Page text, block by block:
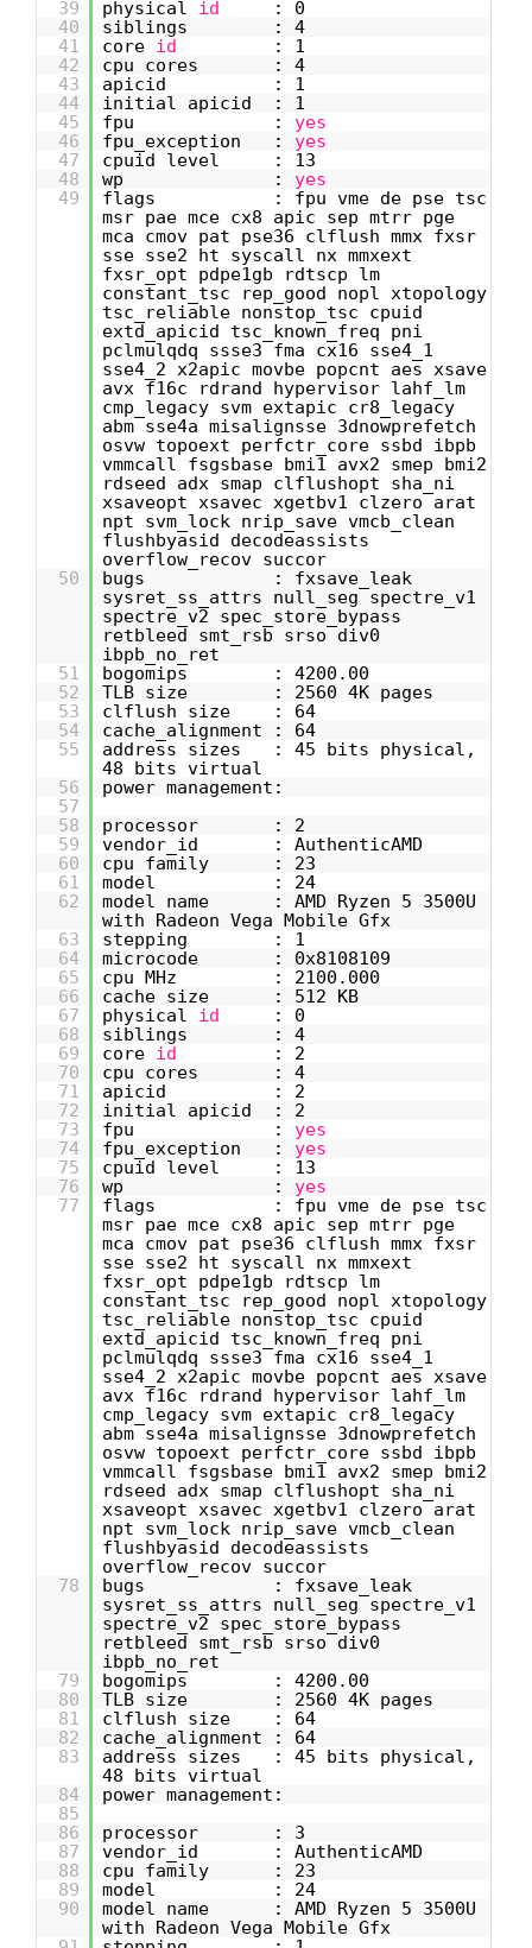
39 physical id
: 0
40
siblings : 4
41
core id
: 1
42
cpu cores : 4
43
apicid : 1
44
initial apicid : 1
45
fpu : yes
46
fpu_exception : yes
47
cpuid level : 13
48
wp : yes
49
flags : fpu vme de pse tsc
msr pae mce cx8 apic sep mtrr pge
mca cmov pat pse36 clflush mmx fxsr
sse sse2 ht syscall nx mmxext
fxsr_opt pdpe1gb rdtscp lm
constant_tsc rep_good nopl xtopology
tsc_reliable nonstop_tsc cpuid
extd_apicid tsc_known_freq pni
pclmulqdq ssse3 fma cx16 sse4_1
sse4_2 x2apic movbe popcnt aes xsave
avx f16c rdrand hypervisor lahf_lm
cmp_legacy svm extapic cr8_legacy
abm sse4a misalignsse 3dnowprefetch
osvw topoext perfctr_core ssbd ibpb
vmmcall fsgsbase bmi1 avx2 smep bmi2
rdseed adx smap clflushopt sha_ni
xsaveopt xsavec xgetbv1 clzero arat
npt svm_lock nrip_save vmcb_clean
flushbyasid decodeassists
overflow_recov succor
50
bugs : fxsave_leak
sysret_ss_attrs null_seg spectre_v1
spectre_v2 spec_store_bypass
retbleed smt_rsb srso div0
ibpb_no_ret
51
bogomips : 4200.00
52
TLB size : 2560 4K pages
53
clflush size : 64
54
cache_alignment : 64
55
address sizes : 45 bits physical,
48 bits virtual
56
power management:
57
58
processor : 2
59
vendor_id : AuthenticAMD
60
cpu family : 23
61
model : 24
62
model name : AMD Ryzen 5 3500U
with Radeon Vega Mobile Gfx
63
stepping : 1
64
microcode : 0x8108109
65
cpu MHz : 2100.000
66
cache size : 512 KB
67
physical id
: 0
68
siblings : 4
69
core id
: 2
70
cpu cores : 4
71
apicid : 2
72
initial apicid : 2
73
fpu : yes
74
fpu_exception : yes
75
cpuid level : 13
76
wp : yes
77
flags : fpu vme de pse tsc
msr pae mce cx8 apic sep mtrr pge
mca cmov pat pse36 clflush mmx fxsr
sse sse2 ht syscall nx mmxext
fxsr_opt pdpe1gb rdtscp lm
constant_tsc rep_good nopl xtopology
tsc_reliable nonstop_tsc cpuid
extd_apicid tsc_known_freq pni
pclmulqdq ssse3 fma cx16 sse4_1
sse4_2 x2apic movbe popcnt aes xsave
avx f16c rdrand hypervisor lahf_lm
cmp_legacy svm extapic cr8_legacy
abm sse4a misalignsse 3dnowprefetch
osvw topoext perfctr_core ssbd ibpb
vmmcall fsgsbase bmi1 avx2 smep bmi2
rdseed adx smap clflushopt sha_ni
xsaveopt xsavec xgetbv1 clzero arat
npt svm_lock nrip_save vmcb_clean
flushbyasid decodeassists
overflow_recov succor
78
bugs : fxsave_leak
sysret_ss_attrs null_seg spectre_v1
spectre_v2 spec_store_bypass
retbleed smt_rsb srso div0
ibpb_no_ret
79
bogomips : 4200.00
80
TLB size : 2560 4K pages
81
clflush size : 64
82
cache_alignment : 64
83
address sizes : 45 bits physical,
48 bits virtual
84
power management:
85
86
processor : 3
87
vendor_id : AuthenticAMD
88
cpu family : 23
89
model : 24
90
model name : AMD Ryzen 5 3500U
with Radeon Vega Mobile Gfx